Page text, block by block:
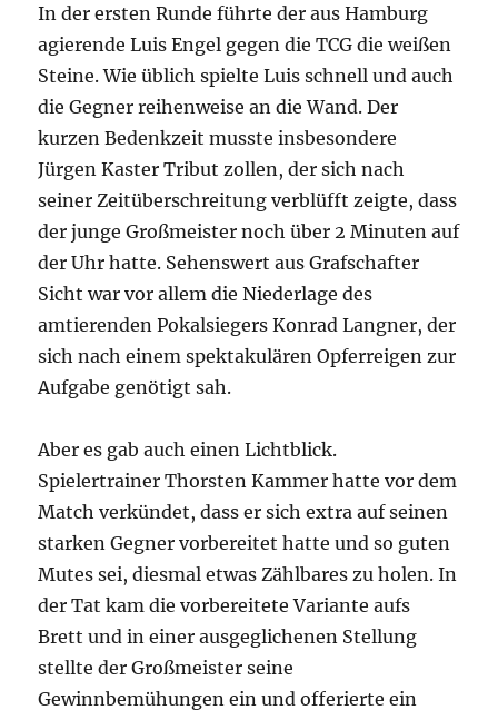
In der ersten Runde führte der aus Hamburg
agierende Luis Engel gegen die TCG die weißen
Steine. Wie üblich spielte Luis schnell und auch
die Gegner reihenweise an die Wand. Der
kurzen Bedenkzeit musste insbesondere
Jürgen Kaster Tribut zollen, der sich nach
seiner Zeitüberschreitung verblüfft zeigte, dass
der junge Großmeister noch über 2 Minuten auf
der Uhr hatte. Sehenswert aus Grafschafter
Sicht war vor allem die Niederlage des
amtierenden Pokalsiegers Konrad Langner, der
sich nach einem spektakulären Opferreigen zur
Aufgabe genötigt sah.
Aber es gab auch einen Lichtblick.
Spielertrainer Thorsten Kammer hatte vor dem
Match verkündet, dass er sich extra auf seinen
starken Gegner vorbereitet hatte und so guten
Mutes sei, diesmal etwas Zählbares zu holen. In
der Tat kam die vorbereitete Variante aufs
Brett und in einer ausgeglichenen Stellung
stellte der Großmeister seine
Gewinnbemühungen ein und offerierte ein